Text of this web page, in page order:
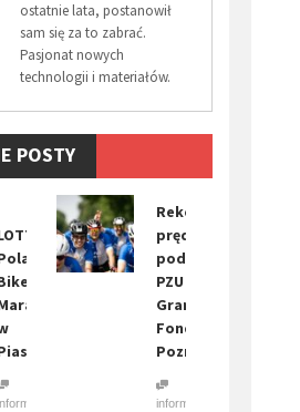
ostatnie lata, postanowił
sam się za to zabrać.
Pasjonat nowych
technologii i materiałów.
POSTY
Rekordowe
prędkości
podczas
PZU
Gran
Fondo
Poznań.
informacja